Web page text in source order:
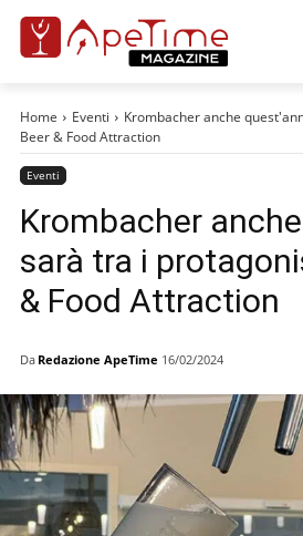
Home Eventi
Krombacher anche
Beer & Food Attraction
Eventi
Krombacher
sarà tra i
& Food Attraction
Da Redazione ApeTime 16/02/2024